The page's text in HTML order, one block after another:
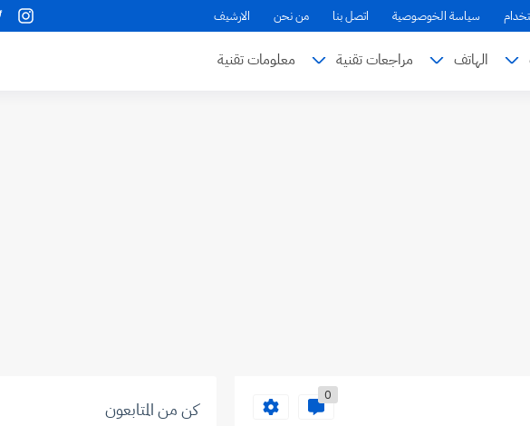
سياسة الخوصوصية اتصل بنا من نحن الارشيف
الهاتف مراجعات تقنية معلومات تقنية
0
كن من المتابعون